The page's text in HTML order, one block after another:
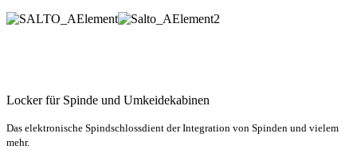
Locker für Spinde und Umkeidekabinen
Das elektronische Spindschlossdient der Integration von Spinden und vielem
mehr.